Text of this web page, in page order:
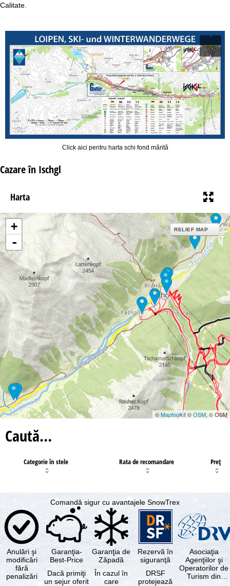
Calitate.
Click aici pentru harta schi fond mărită
Cazare în Ischgl
Harta
+
-
RELIEF MAP
©Maptoolkit©OSM, © OSM
Caută…
Categorie în stele Rata de recomandare Preţ
Comandă sigur cu avantajele SnowTrex
Anulări şi
modificări
fără
penalizări
Garanţia-
Best-Price
Dacă primiţi
un sejur oferit
Garanţia de
Zăpadă
În cazul în
care
Rezervă în
siguranţă
DRSF
protejează
Asociaţia
Agenţiilor şi
Operatorilor de
Turism din